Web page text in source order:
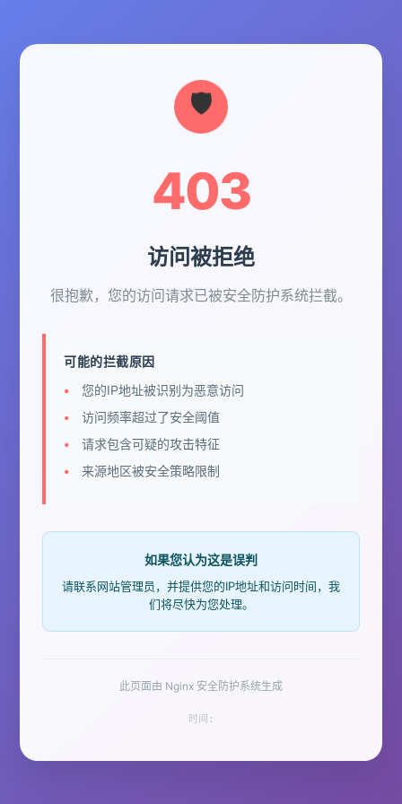
403
访问被拒绝
很抱歉，您的访问请求已被安全防护系统拦截。
可能的拦截原因
您的IP地址被识别为恶意访问
访问频率超过了安全阈值
请求包含可疑的攻击特征
来源地区被安全策略限制
如果您认为这是误判
请联系网站管理员，并提供您的IP地址和访问时间，我
们将尽快为您处理。
此页面由 Nginx 安全防护系统生成
时间: